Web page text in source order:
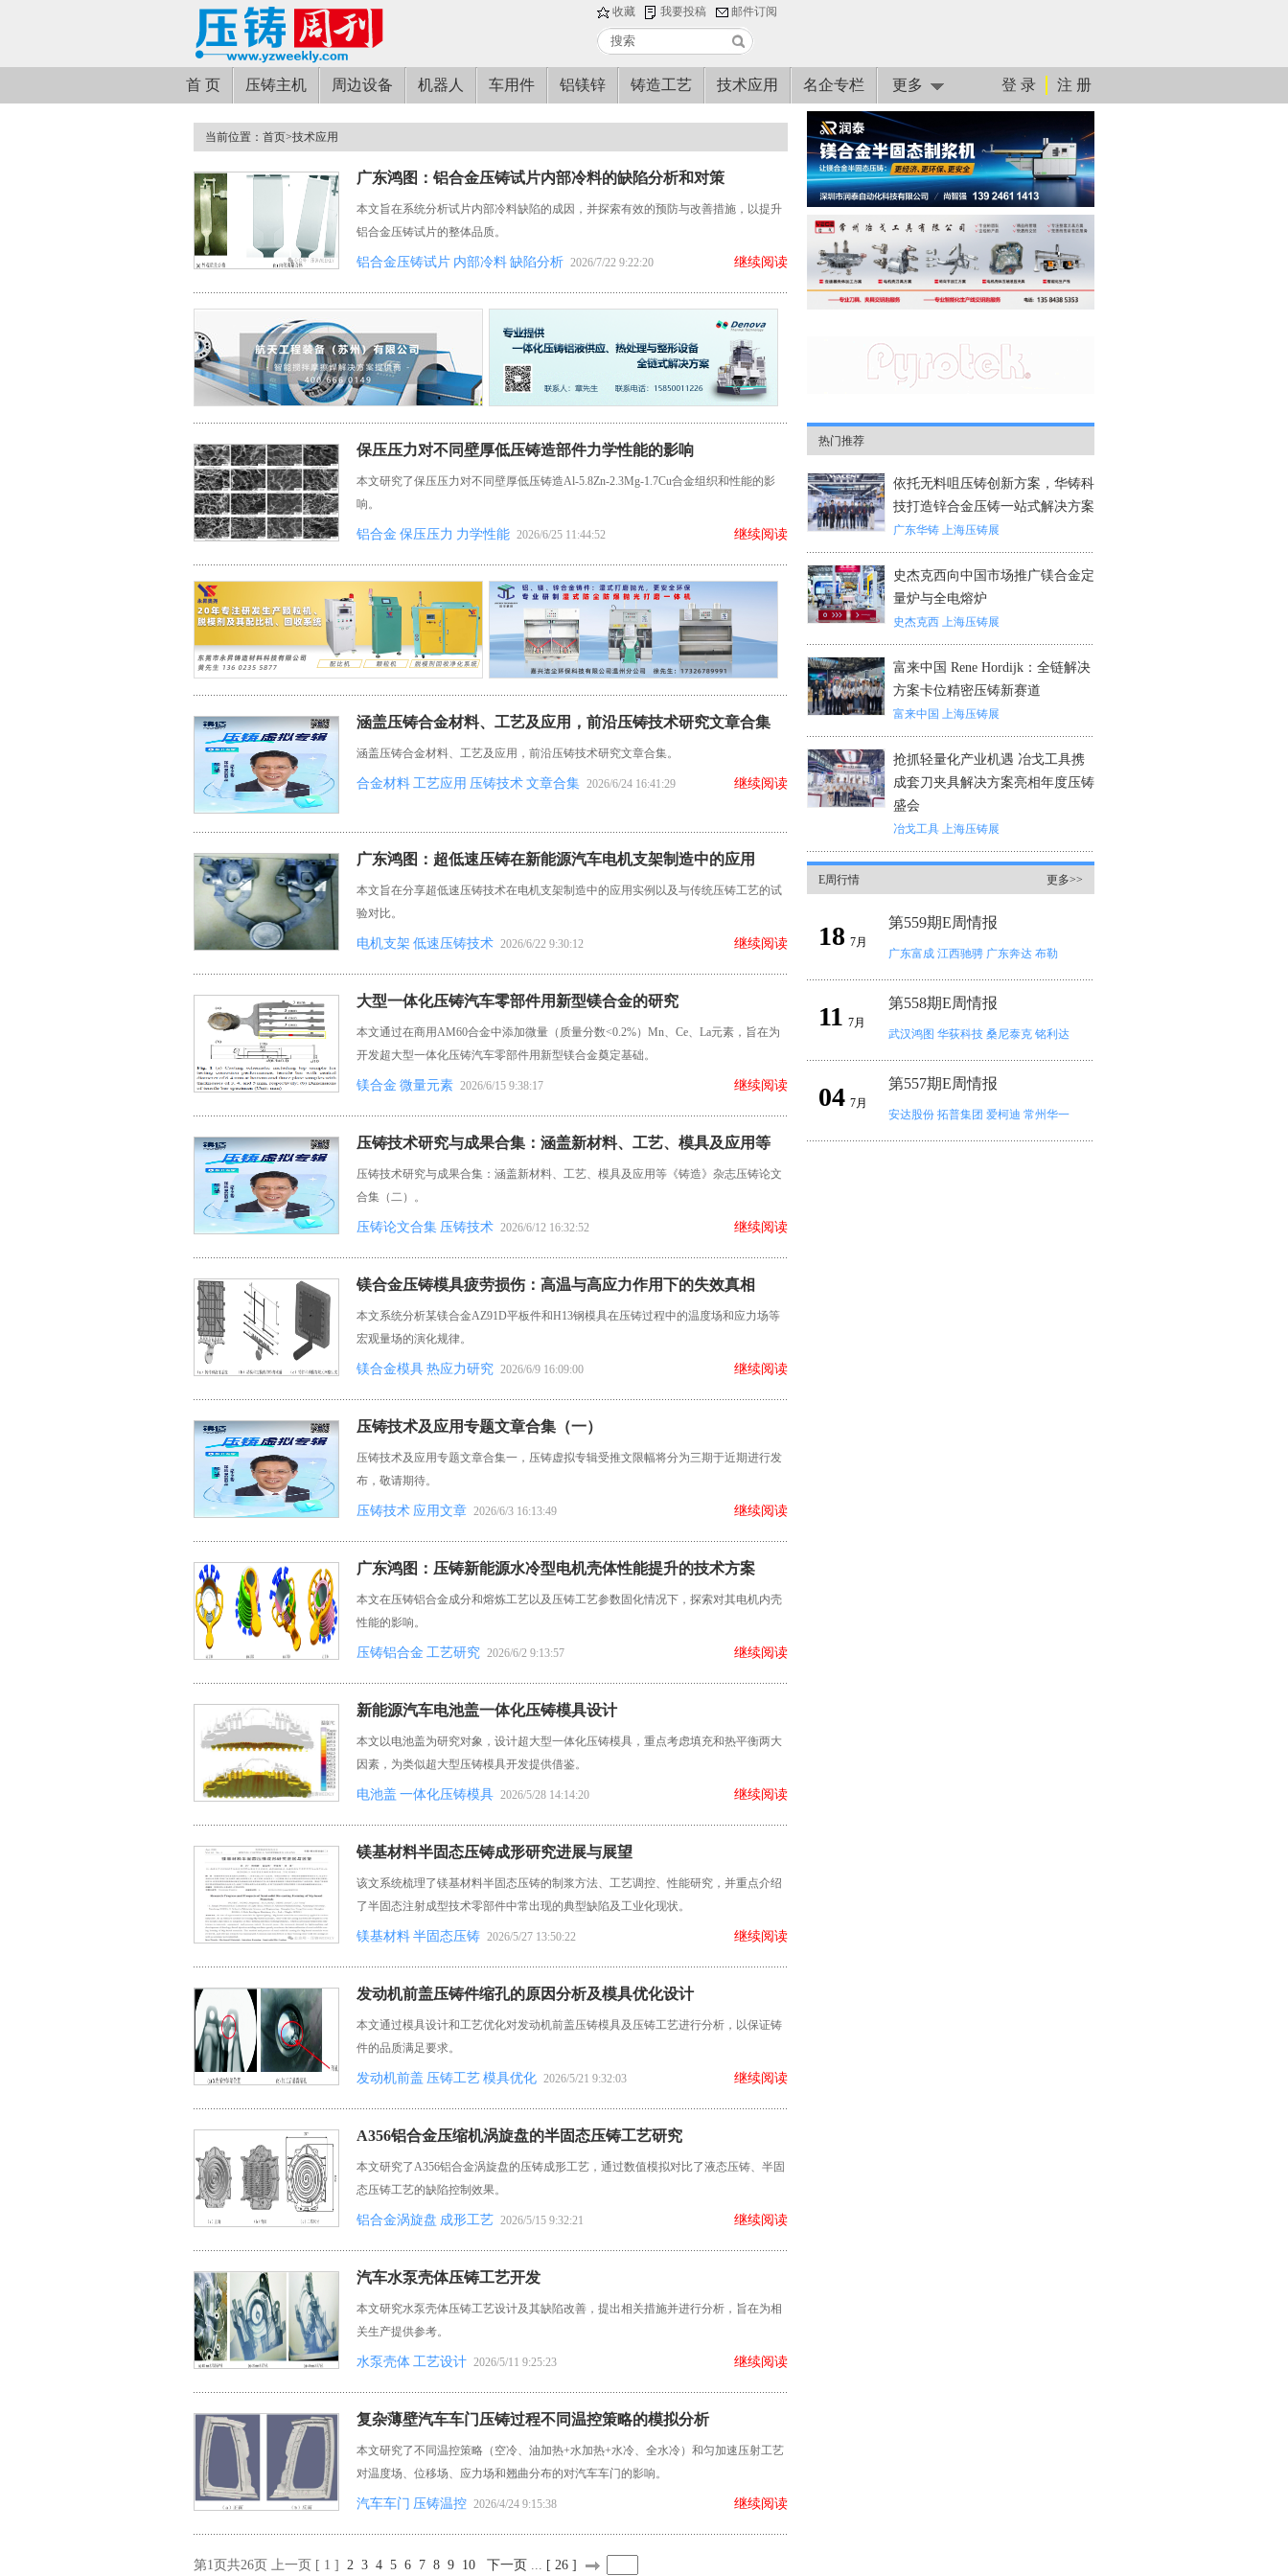
收藏 我要投稿 邮件订阅
首 页 压铸主机 周边设备 机器人 车用件 铝镁锌 铸造工艺 技术应用 名企专栏 更多 登 录 注 册
当前位置： 首页>技术应用
广东鸿图：铝合金压铸试片内部冷料的缺陷分析和对策
本文旨在系统分析试片内部冷料缺陷的成因，并探索有效的预防与改善措施，以提升
铝合金压铸试片的整体品质。
铝合金压铸试片 内部冷料 缺陷分析 2026/7/22 9:22:20 继续阅读
保压压力对不同壁厚低压铸造部件力学性能的影响
本文研究了保压压力对不同壁厚低压铸造Al-5.8Zn-2.3Mg-1.7Cu合金组织和性能的影
响。
铝合金 保压压力 力学性能 2026/6/25 11:44:52 继续阅读
涵盖压铸合金材料、工艺及应用，前沿压铸技术研究文章合集
涵盖压铸合金材料、工艺及应用，前沿压铸技术研究文章合集。
合金材料 工艺应用 压铸技术 文章合集 2026/6/24 16:41:29 继续阅读
广东鸿图：超低速压铸在新能源汽车电机支架制造中的应用
本文旨在分享超低速压铸技术在电机支架制造中的应用实例以及与传统压铸工艺的试
验对比。
电机支架 低速压铸技术 2026/6/22 9:30:12 继续阅读
大型一体化压铸汽车零部件用新型镁合金的研究
本文通过在商用AM60合金中添加微量（质量分数<0.2%）Mn、Ce、La元素，旨在为
开发超大型一体化压铸汽车零部件用新型镁合金奠定基础。
镁合金 微量元素 2026/6/15 9:38:17 继续阅读
压铸技术研究与成果合集：涵盖新材料、工艺、模具及应用等
压铸技术研究与成果合集：涵盖新材料、工艺、模具及应用等《铸造》杂志压铸论文
合集（二）。
压铸论文合集 压铸技术 2026/6/12 16:32:52 继续阅读
镁合金压铸模具疲劳损伤：高温与高应力作用下的失效真相
本文系统分析某镁合金AZ91D平板件和H13钢模具在压铸过程中的温度场和应力场等
宏观量场的演化规律。
镁合金模具 热应力研究 2026/6/9 16:09:00 继续阅读
压铸技术及应用专题文章合集（一）
压铸技术及应用专题文章合集一，压铸虚拟专辑受推文限幅将分为三期于近期进行发
布，敬请期待。
压铸技术 应用文章 2026/6/3 16:13:49 继续阅读
广东鸿图：压铸新能源水冷型电机壳体性能提升的技术方案
本文在压铸铝合金成分和熔炼工艺以及压铸工艺参数固化情况下，探索对其电机内壳
性能的影响。
压铸铝合金 工艺研究 2026/6/2 9:13:57 继续阅读
新能源汽车电池盖一体化压铸模具设计
本文以电池盖为研究对象，设计超大型一体化压铸模具，重点考虑填充和热平衡两大
因素，为类似超大型压铸模具开发提供借鉴。
电池盖 一体化压铸模具 2026/5/28 14:14:20 继续阅读
镁基材料半固态压铸成形研究进展与展望
该文系统梳理了镁基材料半固态压铸的制浆方法、工艺调控、性能研究，并重点介绍
了半固态注射成型技术零部件中常出现的典型缺陷及工业化现状。
镁基材料 半固态压铸 2026/5/27 13:50:22 继续阅读
发动机前盖压铸件缩孔的原因分析及模具优化设计
本文通过模具设计和工艺优化对发动机前盖压铸模具及压铸工艺进行分析，以保证铸
件的品质满足要求。
发动机前盖 压铸工艺 模具优化 2026/5/21 9:32:03 继续阅读
A356铝合金压缩机涡旋盘的半固态压铸工艺研究
本文研究了A356铝合金涡旋盘的压铸成形工艺，通过数值模拟对比了液态压铸、半固
态压铸工艺的缺陷控制效果。
铝合金涡旋盘 成形工艺 2026/5/15 9:32:21 继续阅读
汽车水泵壳体压铸工艺开发
本文研究水泵壳体压铸工艺设计及其缺陷改善，提出相关措施并进行分析，旨在为相
关生产提供参考。
水泵壳体 工艺设计 2026/5/11 9:25:23 继续阅读
复杂薄壁汽车车门压铸过程不同温控策略的模拟分析
本文研究了不同温控策略（空冷、油加热+水加热+水冷、全水冷）和匀加速压射工艺
对温度场、位移场、应力场和翘曲分布的对汽车车门的影响。
汽车车门 压铸温控 2026/4/24 9:15:38 继续阅读
第1页共26页 上一页 [ 1 ] 2 3 4 5 6 7 8 9 10 下一页 ... [ 26 ]
热门推荐
依托无料咀压铸创新方案，华铸科
技打造锌合金压铸一站式解决方案
广东华铸 上海压铸展
史杰克西向中国市场推广镁合金定
量炉与全电熔炉
史杰克西 上海压铸展
富来中国 Rene Hordijk：全链解决
方案卡位精密压铸新赛道
富来中国 上海压铸展
抢抓轻量化产业机遇 冶戈工具携
成套刀夹具解决方案亮相年度压铸
盛会
冶戈工具 上海压铸展
E周行情 更多>>
18 7月
第559期E周情报
广东富成 江西驰骋 广东奔达 布勒
11 7月
第558期E周情报
武汉鸿图 华荻科技 桑尼泰克 铭利达
04 7月
第557期E周情报
安达股份 拓普集团 爱柯迪 常州华一